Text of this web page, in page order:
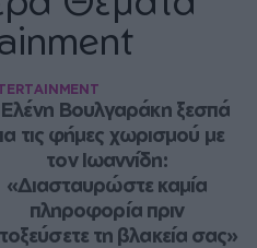
Βουλγαράκη ξεσπά
τις φήμες χωρισμού με
τον Ιωαννίδη:
«Διασταυρώστε καμία
πληροφορία πριν
τη βλακεία σας»